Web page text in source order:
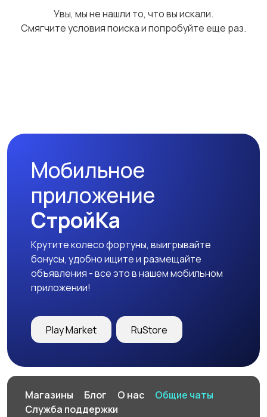
Увы, мы не нашли то, что вы искали.
Смягчите условия поиска и попробуйте еще раз.
Мобильное
приложение
СтройКа
Крутите колесо фортуны, выигрывайте
бонусы, удобно ищите и размещайте
объявления - все это в нашем мобильном
приложении!
Play Market RuStore
Магазины Блог О нас
Общие чаты
Служба поддержки